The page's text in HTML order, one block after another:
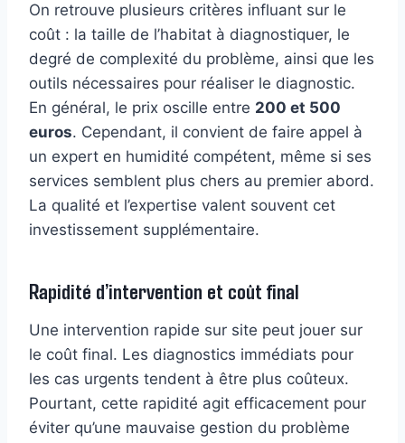
On retrouve plusieurs critères influant sur le
coût : la taille de l’habitat à diagnostiquer, le
degré de complexité du problème, ainsi que les
outils nécessaires pour réaliser le diagnostic.
En général, le prix oscille entre 200 et 500
euros. Cependant, il convient de faire appel à
un expert en humidité compétent, même si ses
services semblent plus chers au premier abord.
La qualité et l’expertise valent souvent cet
investissement supplémentaire.
Rapidité d’intervention et coût final
Une intervention rapide sur site peut jouer sur
le coût final. Les diagnostics immédiats pour
les cas urgents tendent à être plus coûteux.
Pourtant, cette rapidité agit efficacement pour
éviter qu’une mauvaise gestion du problème